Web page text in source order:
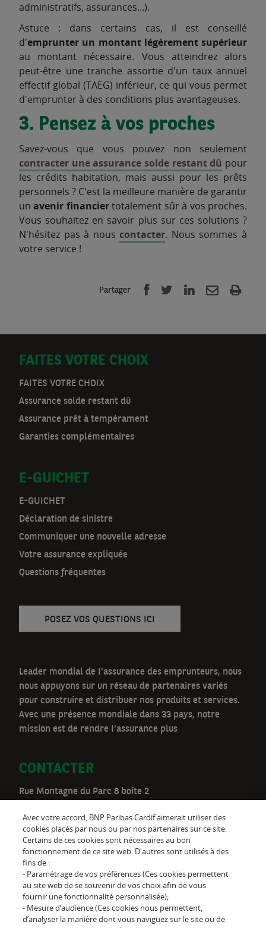
administratifs, assurances...).
Astuce : dans certains cas, il est conseillé
d'emprunter un montant légèrement supérieur
au montant nécessaire. Vous atteindrez alors
peut-être une tranche assortie d'un taux annuel
effectif global (TAEG) inférieur, ce qui vous permet
d'emprunter à des conditions plus avantageuses.
3. Pensez à vos proches
Savez-vous que vous pouvez non seulement
contracter une assurance solde restant dû pour
les crédits habitation, mais aussi pour les prêts
personnels ? C'est la meilleure manière de garantir
unavenir financiertotalement sûr à vos proches.
Vous souhaitez en savoir plus sur ces solutions ?
N'hésitez pas à nous contacter. Nous sommes à
votre service !
Partager
D
o
o
r
a
t
n
a
v
FAITES VOTRE CHOIX
FAITES VOTRE CHOIX
Assurance solde restant dû
Assurance prêt à tempérament
Garanties complémentaires
E-GUICHET
E-GUICHET
Déclaration de sinistre
Communiquer une nouvelle adresse
Votre assurance expliquée
Questions fréquentes
POSEZ VOS QUESTIONS ICI
Leader mondial de I'assurance des emprunteurs, nous
nous appuyons sur un réseau de partenaires variés
pour construire et distribuer nos produits et services.
Avec une présence mondiale dans 33 pays, notre
mission est de rendre I'assurance plus
CONTACTER
Rue Montagne du Parc 8 boîte 2
Téléphone:02 528 00 03
be.customer@cardif.be
Suivez-nous sur
Avec votre accord, BNP Paribas Cardif aimerait utiliser des
cookies placés par nous ou par nos partenaires sur ce site.
Certains de ces cookies sont nécessaires au bon
fonctionnement de ce site web. D'autres sont utilisés à des
fins de :
- Paramétrage de vos préférences (Ces cookies permettent
au site web de se souvenir de vos choix afin de vous
fournir une fonctionnalité personnalisée);
- Mesure d’audience (Ces cookies nous permettent,
d’analyser la manière dont vous naviguez sur le site ou de